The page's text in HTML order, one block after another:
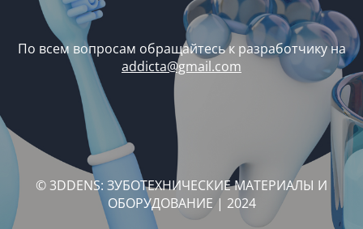
По всем вопросам обращайтесь к разработчику на
addicta@gmail.com
© 3DDENS: ЗУБОТЕХНИЧЕСКИЕ МАТЕРИАЛЫ И
ОБОРУДОВАНИЕ | 2024